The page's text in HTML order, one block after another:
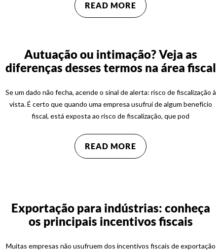
READ MORE
Autuação ou intimação? Veja as
diferenças desses termos na área fiscal
Se um dado não fecha, acende o sinal de alerta: risco de fiscalização à
vista. É certo que quando uma empresa usufrui de algum benefício
fiscal, está exposta ao risco de fiscalização, que pod
READ MORE
Exportação para indústrias: conheça
os principais incentivos fiscais
Muitas empresas não usufruem dos incentivos fiscais de exportação